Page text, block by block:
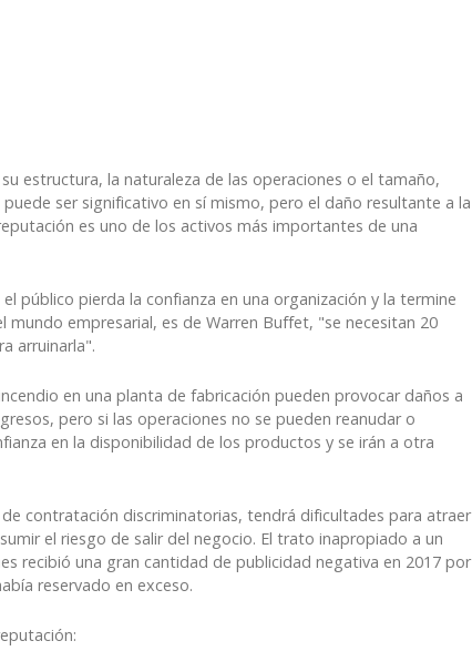
estructura, la naturaleza de las operaciones o el tamaño,
ser significativo en sí mismo, pero el daño resultante a la
es uno de los activos más importantes de una
público pierda la confianza en una organización y la termine
empresarial, es de Warren Buffet, "se necesitan 20
arruinarla".
en una planta de fabricación pueden provocar daños a
pero si las operaciones no se pueden reanudar o
en la disponibilidad de los productos y se irán a otra
contratación discriminatorias, tendrá dificultades para atraer
el riesgo de salir del negocio. El trato inapropiado a un
recibió una gran cantidad de publicidad negativa en 2017 por
reservado en exceso.